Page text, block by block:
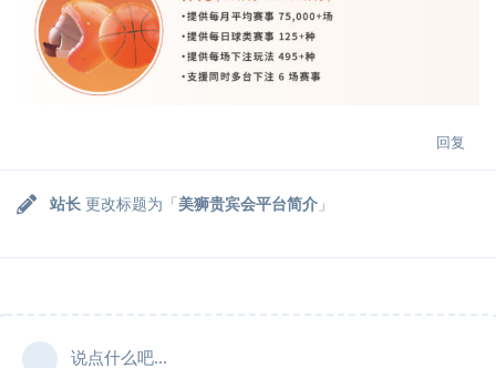
回复
站长 更改标题为「美狮贵宾会平台简介 」
说点什么吧...